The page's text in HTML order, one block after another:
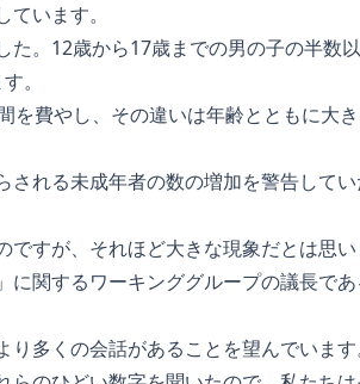
います。
。12歳から17歳までの男の子の半数
。
費やし、その違いは年齢とともに大き
される未成年者の数の増加を警告して
ですが、それほど大きな現象だとは思
に関するワーキンググループの議長で
り多くの会話があることを望んでいま